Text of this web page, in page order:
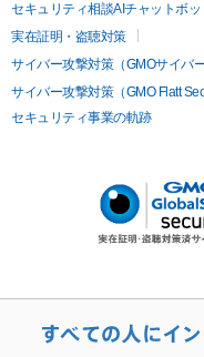
セキュリティ相談AIチャットボッ
実在証明・盗聴対策
サイバー攻撃対策（GMOサイバ
サイバー攻撃対策（GMO Flatt
セキュリティ事業の軌跡